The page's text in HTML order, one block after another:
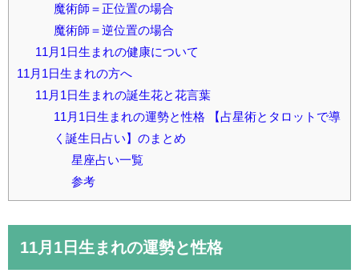
魔術師＝正位置の場合
魔術師＝逆位置の場合
11月1日生まれの健康について
11月1日生まれの方へ
11月1日生まれの誕生花と花言葉
11月1日生まれの運勢と性格 【占星術とタロットで導
く誕生日占い】のまとめ
星座占い一覧
参考
11月1日 生まれの運勢と性格